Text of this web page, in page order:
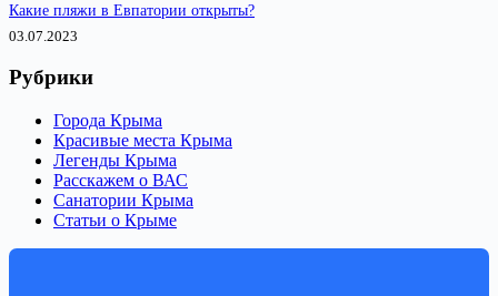
Какие пляжи в Евпатории открыты?
03.07.2023
Рубрики
Города Крыма
Красивые места Крыма
Легенды Крыма
Расскажем о ВАС
Санатории Крыма
Статьи о Крыме